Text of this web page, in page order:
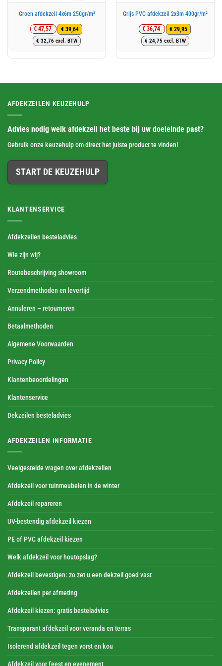
Groen afdekzeil 4x6m 250gr/m²
€47,57
Oorspronkelijke
prijs
€ 47,57.
€ 39,64
Huidige
prijs
€ 39,64.
€ 32,76 excl. BTW
Grijs PVC afdekzeil 2x3m 400gr/m²
€36,74
Oorspronkelijke
prijs
€ 36,74.
€ 29,95
Huidige
prijs
€ 29,95.
€ 24,75 excl. BTW
AFDEKZEILEN KEUZEHULP
Advies nodig welk afdekzeil het beste bij uw doeleinde past?
Gebruik onze keuzehulp om direct het juiste product te vinden!
START DE KEUZEHULP
KLANTENSERVICE
Afdekzeilen besteladvies
Wie zijn wij?
Routebeschrijving showroom
Verzendmethoden en levertijd
Annuleren – retourneren
Betaalmethoden
Algemene Voorwaarden
Privacy Policy
Klantenbeoordelingen
Klantenservice
Dekzeilen besteladvies
AFDEKZEILEN INFORMATIE
Veelgestelde vragen over afdekzeilen
Afdekzeil voor tuinmeubelen in de winter
Afdekzeil repareren
UV-bestendig afdekzeil kiezen
PE of PVC afdekzeil kiezen
Welk afdekzeil voor houtopslag?
Afdekzeil bevestigen: zo zet u een dekzeil goed vast
Afdekzeilen per afmeting
Afdekzeil kiezen: gratis besteladvies
Transparant afdekzeil voor veranda en terras
Isolerend afdekzeil tegen vorst en kou